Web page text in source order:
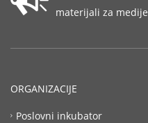
materijali za medije
ORGANIZACIJE
Poslovni inkubator